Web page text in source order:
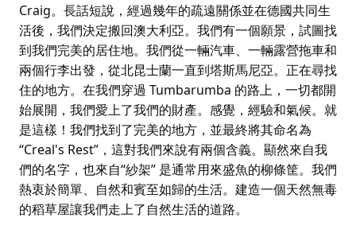
Craig。長話短說，經過幾年的疏遠關係並在德國共同生
活後，我們決定搬回澳大利亞。我們有一個願景，試圖找
到我們完美的居住地。我們從一輛汽車、一輛露營拖車和
兩個行李出發，從北昆士蘭一直到塔斯馬尼亞。正在尋找
住的地方。在我們穿過 Tumbarumba 的路上，一切都開
始展開，我們愛上了我們的財產。感覺，經驗和氣候。就
是這樣！我們找到了完美的地方，並最終將其命名為
“Creal's Rest”，這對我們來說有兩個含義。顯然來自我
們的名字，也來自“紗架” 是通常用來盛魚的柳條筐。我們
熱衷於簡單、自然和賓至如歸的生活。建造一個天然無毒
的稻草屋讓我們走上了自然生活的道路。